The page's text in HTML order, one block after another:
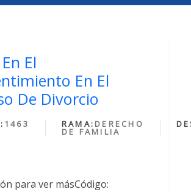
El
En El
De Divorcio
1463 RAMA: DERECHO
DE FAMILIA
para ver másCódigo: